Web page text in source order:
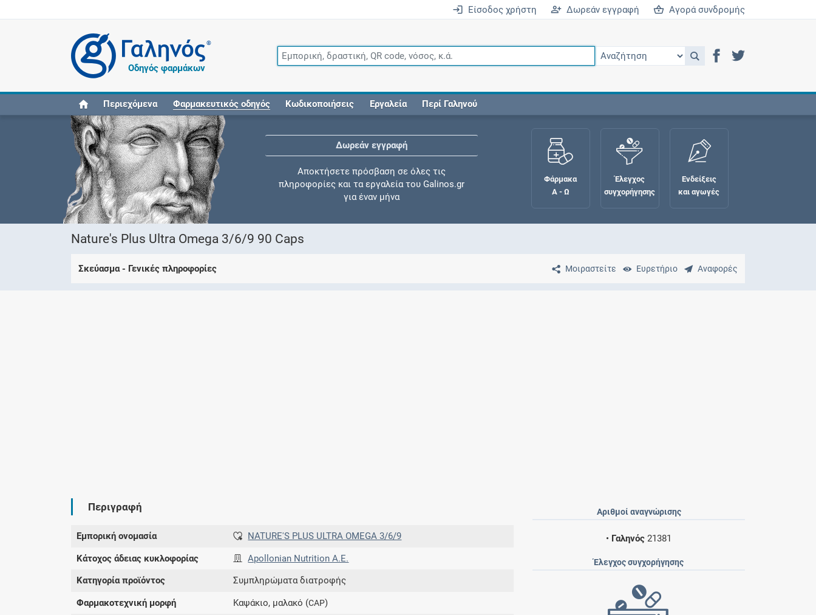
Είσοδος χρήστη Δωρεάν εγγραφή Αγορά συνδρομής
®
Οδηγός φαρμάκων
Περιεχόμενα Φαρμακευτικός οδηγός Κωδικοποιήσεις Εργαλεία Περί Γαληνού
Δωρεάν εγγραφή
Αποκτήσετε πρόσβαση σε όλες τις
πληροφορίες και τα εργαλεία του Galinos.gr
για έναν μήνα
Μάθετε περισσότερα για τα οφέλη και τις
Φάρμακα
Α - Ω
Έλεγχος
συγχορήγησης
Ενδείξεις
και αγωγές
Nature's Plus Ultra Omega 3/6/9 90 Caps
Μοιραστείτε Ευρετήριο Αναφορές
Σκεύασμα - Γενικές πληροφορίες
Περιγραφή
Εμπορική ονομασία NATURE'S PLUS ULTRA OMEGA 3/6/9
Κάτοχος άδειας κυκλοφορίας Apollonian Nutrition A.E.
Κατηγορία προϊόντος Συμπληρώματα διατροφής
Φαρμακοτεχνική μορφή Καψάκιο, μαλακό (CAP)
Αριθμοί αναγνώρισης
• Γαληνός 21381
Έλεγχος συγχορήγησης